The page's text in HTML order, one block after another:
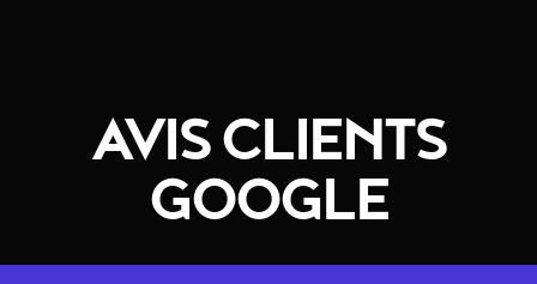
AVIS CLIENTS
GOOGLE